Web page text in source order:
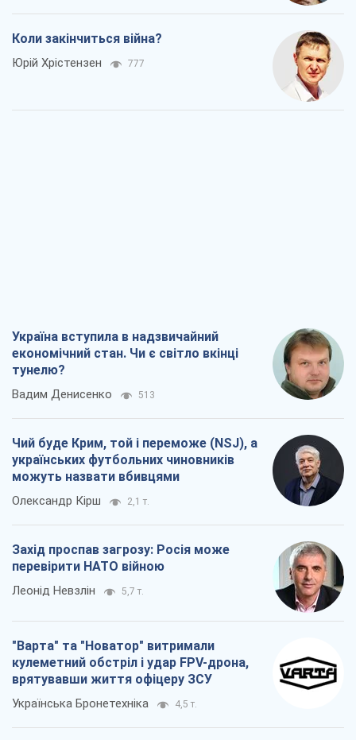
Коли закінчиться війна?
Юрій Хрістензен 777
Україна вступила в надзвичайний
економічний стан. Чи є світло вкінці
тунелю?
Вадим Денисенко 513
Чий буде Крим, той і переможе (NSJ), а
українських футбольних чиновників
можуть назвати вбивцями
Олександр Кірш 2,1 т.
Захід проспав загрозу: Росія може
перевірити НАТО війною
Леонід Невзлін 5,7 т.
"Варта" та "Новатор" витримали
кулеметний обстріл і удар FPV-дрона,
врятувавши життя офіцеру ЗСУ
Українська Бронетехніка 4,5 т.